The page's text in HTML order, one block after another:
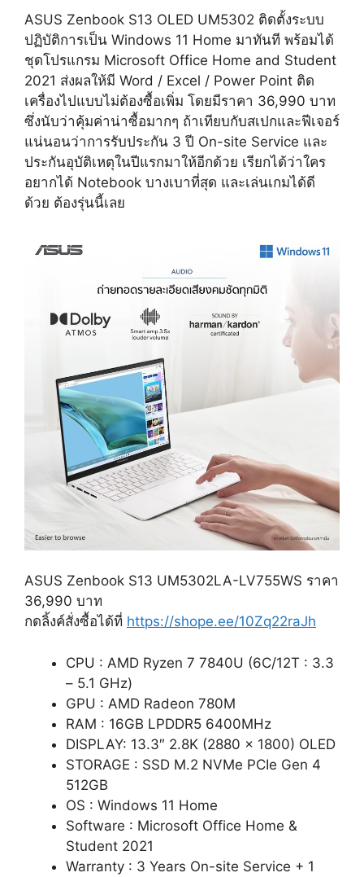
ASUS Zenbook S13 OLED UM5302 ติดตั้งระบบ
ปฏิบัติการเป็น Windows 11 Home มาทันที พร้อมได้
ชุดโปรแกรม Microsoft Office Home and Student
2021 ส่งผลให้มี Word / Excel / Power Point ติด
เครื่องไปแบบไม่ต้องซื้อเพิ่ม โดยมีราคา 36,990 บาท
ซึ่งนับว่าคุ้มค่าน่าซื้อมากๆ ถ้าเทียบกับสเปกและฟีเจอร์
แน่นอนว่าการรับประกัน 3 ปี On-site Service และ
ประกันอุบัติเหตุในปีแรกมาให้อีกด้วย เรียกได้ว่าใคร
อยากได้ Notebook บางเบาที่สุด และเล่นเกมได้ดี
ด้วย ต้องรุ่นนี้เลย
ASUS Zenbook S13 UM5302LA-LV755WS ราคา
36,990 บาท
กดลิ้งค์สั่งซื้อได้ที่ https://shope.ee/10Zq22raJh
CPU : AMD Ryzen 7 7840U (6C/12T : 3.3
– 5.1 GHz)
GPU : AMD Radeon 780M
RAM : 16GB LPDDR5 6400MHz
DISPLAY: 13.3″ 2.8K (2880 x 1800) OLED
STORAGE : SSD M.2 NVMe PCIe Gen 4
512GB
OS : Windows 11 Home
Software : Microsoft Office Home &
Student 2021
Warranty : 3 Years On-site Service + 1